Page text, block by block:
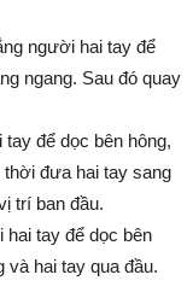
người hai tay để
ngang. Sau đó quay
để dọc bên hông,
thời đưa hai tay sang
trí ban đầu.
tay để dọc bên
và hai tay qua đầu.